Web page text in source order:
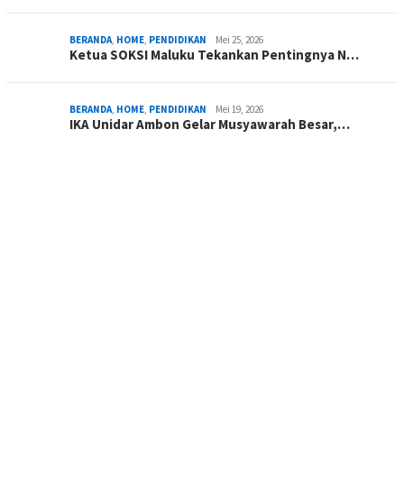
BERANDA HOME PENDIDIKAN Mei 25, 2026
Ketua SOKSI Maluku Tekankan Pentingnya N…
BERANDA HOME PENDIDIKAN Mei 19, 2026
IKA Unidar Ambon Gelar Musyawarah Besar,…